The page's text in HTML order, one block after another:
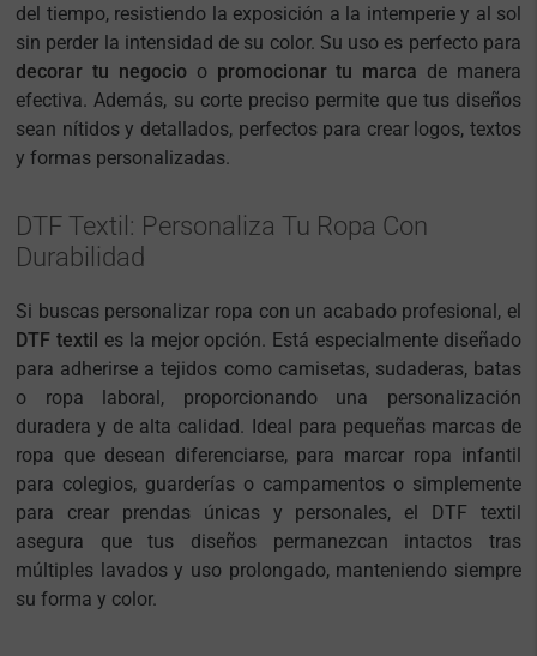
del tiempo, resistiendo la exposición a la intemperie y al sol
sin perder la intensidad de su color. Su uso es perfecto para
decorar tu negocioo promocionar tu marca de manera
efectiva. Además, su corte preciso permite que tus diseños
sean nítidos y detallados, perfectos para crear logos, textos
y formas personalizadas.
DTF Textil: Personaliza Tu Ropa Con
Durabilidad
Si buscas personalizar ropa con un acabado profesional, el
DTF textil es la mejor opción. Está especialmente diseñado
para adherirse a tejidos como camisetas, sudaderas, batas
o ropa laboral, proporcionando una personalización
duradera y de alta calidad. Ideal para pequeñas marcas de
ropa que desean diferenciarse, para marcar ropa infantil
para colegios, guarderías o campamentos o simplemente
para crear prendas únicas y personales, el DTF textil
asegura que tus diseños permanezcan intactos tras
múltiples lavados y uso prolongado, manteniendo siempre
su forma y color.